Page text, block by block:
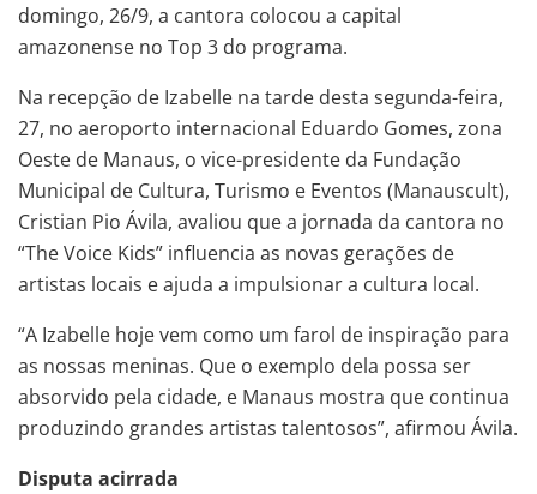
domingo, 26/9, a cantora colocou a capital
amazonense no Top 3 do programa.
Na recepção de Izabelle na tarde desta segunda-feira,
27, no aeroporto internacional Eduardo Gomes, zona
Oeste de Manaus, o vice-presidente da Fundação
Municipal de Cultura, Turismo e Eventos (Manauscult),
Cristian Pio Ávila, avaliou que a jornada da cantora no
“The Voice Kids” influencia as novas gerações de
artistas locais e ajuda a impulsionar a cultura local.
“A Izabelle hoje vem como um farol de inspiração para
as nossas meninas. Que o exemplo dela possa ser
absorvido pela cidade, e Manaus mostra que continua
produzindo grandes artistas talentosos”, afirmou Ávila.
Disputa acirrada